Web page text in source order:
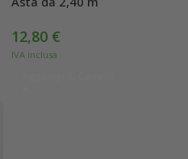
12,80 €